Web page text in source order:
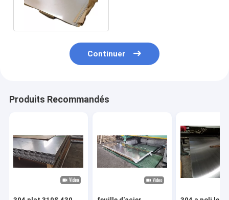
Continuer
Produits Recommandés